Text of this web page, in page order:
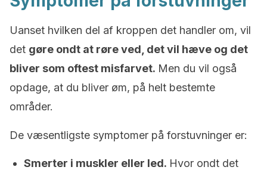
Uanset hvilken del af kroppen det handler om, vil
det gøre ondt at røre ved, det vil hæve og det
bliver som oftest misfarvet. Men du vil også
opdage, at du bliver øm, på helt bestemte
områder.
De væsentligste symptomer på forstuvninger er:
Smerter i muskler eller led. Hvor ondt det